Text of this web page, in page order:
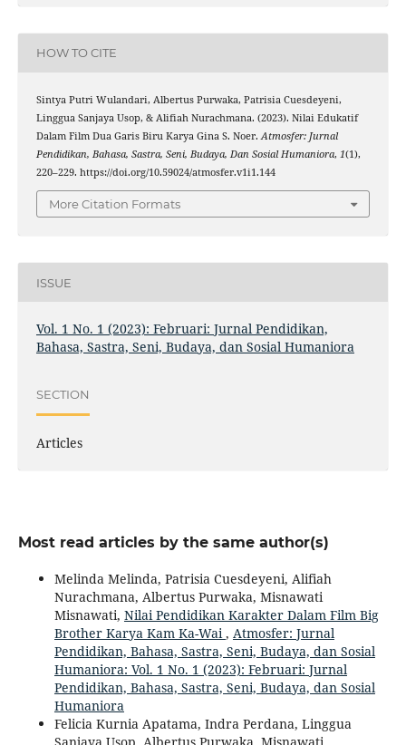
HOW TO CITE
Sintya Putri Wulandari, Albertus Purwaka, Patrisia Cuesdeyeni,
Linggua Sanjaya Usop, & Alifiah Nurachmana. (2023). Nilai Edukatif
Dalam Film Dua Garis Biru Karya Gina S. Noer. Atmosfer: Jurnal
Pendidikan, Bahasa, Sastra, Seni, Budaya, Dan Sosial Humaniora, 1(1),
220–229. https://doi.org/10.59024/atmosfer.v1i1.144
More Citation Formats
ISSUE
Vol. 1 No. 1 (2023): Februari: Jurnal Pendidikan,
Bahasa, Sastra, Seni, Budaya, dan Sosial Humaniora
SECTION
Articles
Most read articles by the same author(s)
Melinda Melinda, Patrisia Cuesdeyeni, Alifiah
Nurachmana, Albertus Purwaka, Misnawati
Misnawati, Nilai Pendidikan Karakter Dalam Film Big
Brother Karya Kam Ka-Wai, Atmosfer: Jurnal
Pendidikan, Bahasa, Sastra, Seni, Budaya, dan Sosial
Humaniora: Vol. 1 No. 1 (2023): Februari: Jurnal
Pendidikan, Bahasa, Sastra, Seni, Budaya, dan Sosial
Humaniora
Felicia Kurnia Apatama, Indra Perdana, Linggua